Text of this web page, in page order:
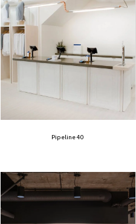
Pipeline 40